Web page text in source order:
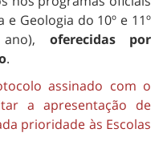
Geologia do 10º e 11º
oferecidas por
.
assinado com o
a apresentação de
prioridade às Escolas